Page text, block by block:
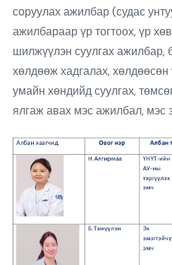
соруулах ажилбар (судас
ажилбараар үр тогтоох, үр
шилжүүлэн суулгах ажилбар,
хөлдөөж хадгалах, хөлдөөсөн
умайн хөндийд суулгах,
ялгаж авах мэс ажилбал, мэс